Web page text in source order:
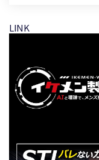
LINK